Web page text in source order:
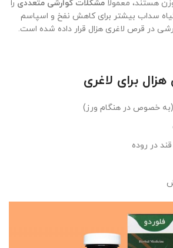
هستند، معمولاً مشکلات گوارشی متعددی را
سداب بیشتر برای کاهش نفخ و اسپاسم
در قرص لاغری هزال قرار داده شده است.
برای لاغری
خصوص در هنگام ورز)
در روده